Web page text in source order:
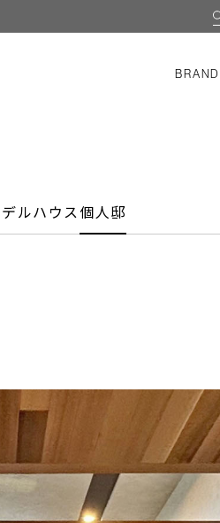
BRAND
ルハウス 個人邸